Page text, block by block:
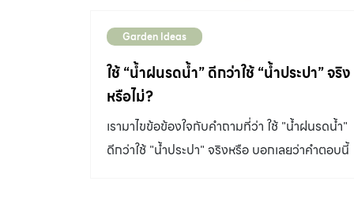
Garden Ideas
ใช้ “น้ำฝนรดน้ำ” ดีกว่าใช้ “น้ำประปา” จริง
หรือไม่?
เรามาไขข้อข้องใจกับคำถามที่ว่า ใช้ "น้ำฝนรดน้ำ"
ดีกว่าใช้ "น้ำประปา" จริงหรือ บอกเลยว่าคำตอบนี้